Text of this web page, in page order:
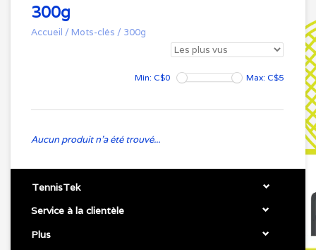
300g
Accueil / Mots-clés / 300g
Min: C$0 Max: C$5
Aucun produit n'a été trouvé...
TennisTek
Service à la clientèle
Plus